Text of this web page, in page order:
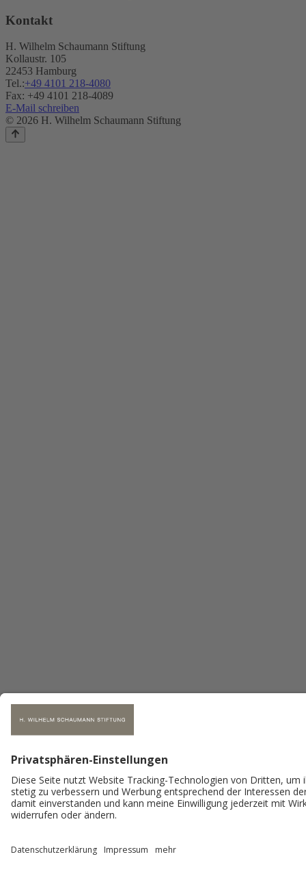
Kontakt
H. Wilhelm Schaumann Stiftung
Kollaustr. 105
22453 Hamburg
Tel.:+49 4101 218-4080
Fax: +49 4101 218-4089
E-Mail schreiben
© 2026 H. Wilhelm Schaumann Stiftung